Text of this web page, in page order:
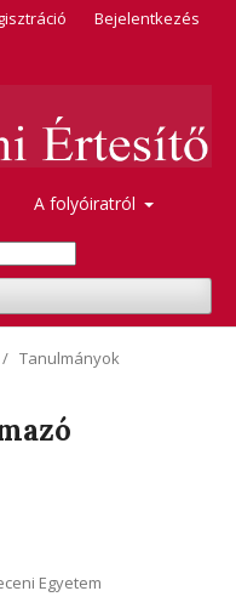
A folyóiratról
Bejelentkezés
/ Tanulmányok
Egyetem